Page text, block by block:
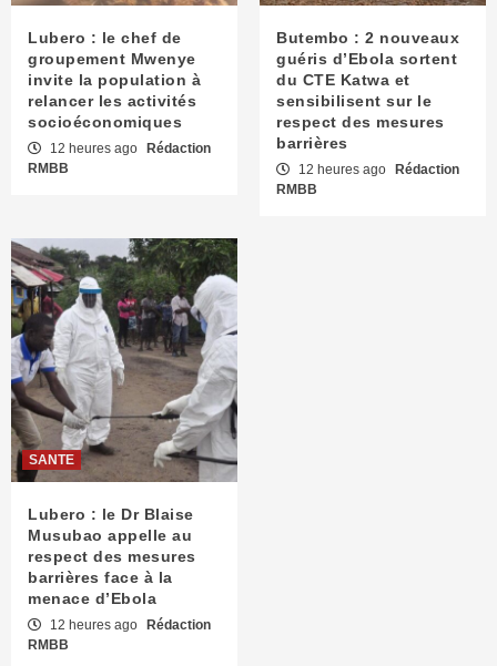
Lubero : le chef de
groupement Mwenye
invite la population à
relancer les activités
socioéconomiques
12 heures ago Rédaction
RMBB
Butembo : 2 nouveaux
guéris d’Ebola sortent
du CTE Katwa et
sensibilisent sur le
respect des mesures
barrières
12 heures ago Rédaction
RMBB
SANTE
Lubero : le Dr Blaise
Musubao appelle au
respect des mesures
barrières face à la
menace d’Ebola
12 heures ago Rédaction
RMBB